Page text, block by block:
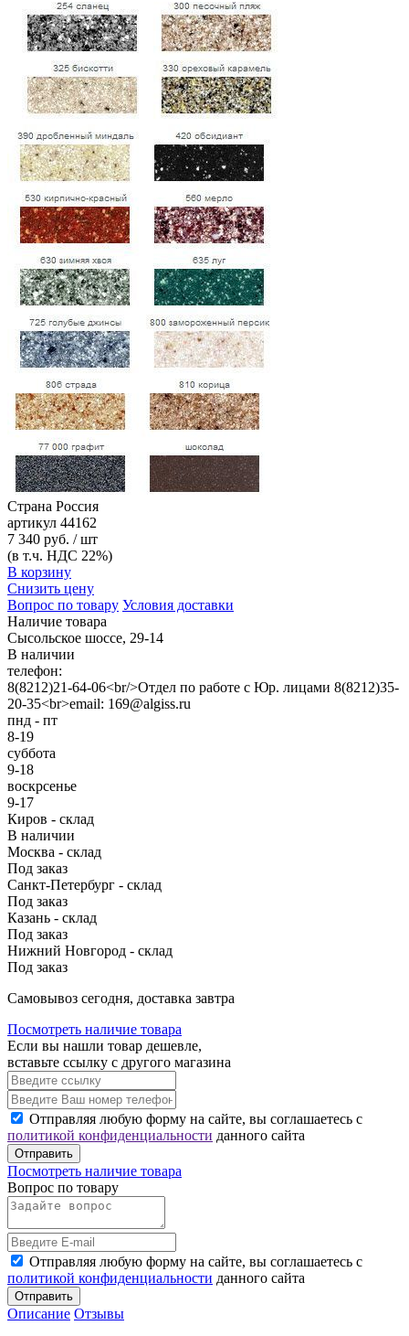
Страна Россия
артикул 44162
7 340 руб. / шт
(в т.ч. НДС 22%)
В корзину
Снизить цену
Вопрос по товару Условия доставки
Наличие товара
Сысольское шоссе, 29-14
В наличии
телефон:
8(8212)21-64-06<br/>Отдел по работе с Юр. лицами 8(8212)35-
20-35<br>email: 169@algiss.ru
пнд - пт
8-19
суббота
9-18
воскрсенье
9-17
Киров - склад
В наличии
Москва - склад
Под заказ
Санкт-Петербург - склад
Под заказ
Казань - склад
Под заказ
Нижний Новгород - склад
Под заказ
Cамовывоз сегодня, доставка завтра
Посмотреть наличие товара
Если вы нашли товар дешевле,
вставьте ссылку с другого магазина
Отправляя любую форму на сайте, вы соглашаетесь с
политикой конфиденциальности данного сайта
Отправить
Посмотреть наличие товара
Вопрос по товару
Отправляя любую форму на сайте, вы соглашаетесь с
политикой конфиденциальности данного сайта
Отправить
Описание Отзывы